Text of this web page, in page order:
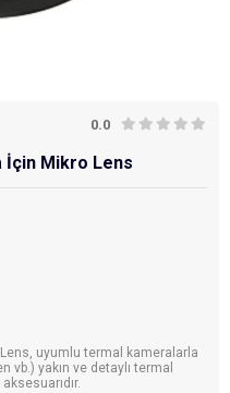
0.0
İçin Mikro Lens
uyumlu termal kameralarla
vb.) yakın ve detaylı termal